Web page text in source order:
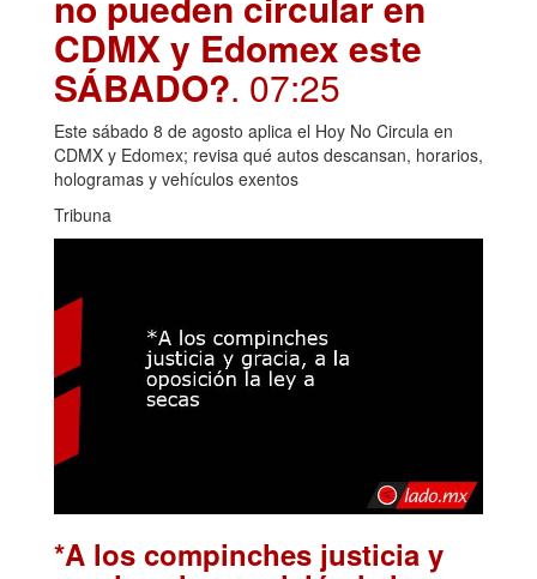
CDMX y Edomex este
SÁBADO?. 07:25
Este sábado 8 de agosto aplica el Hoy No Circula en
CDMX y Edomex; revisa qué autos descansan, horarios,
hologramas y vehículos exentos
Tribuna
*A los compinches justicia y